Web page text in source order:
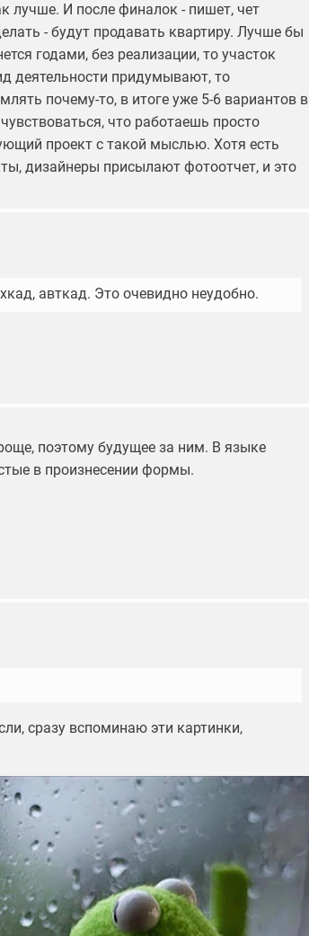
лучше. И после финалок - пишет, чет
- будут продавать квартиру. Лучше бы
годами, без реализации, то участок
деятельности придумывают, то
почему-то, в итоге уже 5-6 вариантов в
что работаешь просто
проект с такой мыслью. Хотя есть
дизайнеры присылают фотоотчет, и это
авткад. Это очевидно неудобно.
поэтому будущее за ним. В языке
в произнесении формы.
сразу вспоминаю эти картинки,